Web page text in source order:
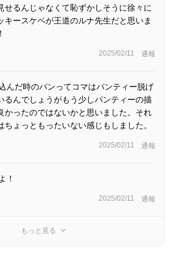
せるんじゃなくて恥ずかしそうに徐々に
キースケベが王道のルナ先生だと思いま
2025/02/11 通報
んだ時のパンってコマはパンティー脱げ
るんでしょうがもう少しパンティーの描
かったのではないかと思いました。それ
ちょっともったいない感じもしました。
2025/02/11 通報
！
2025/02/11 通報
もっと見る